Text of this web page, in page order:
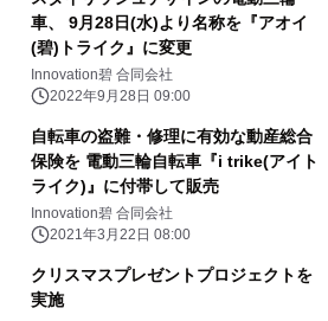
車、 9月28日(水)より名称を『アオイ
(碧)トライク』に変更
Innovation碧 合同会社
2022年9月28日 09:00
自転車の盗難・修理に有効な動産総合
保険を 電動三輪自転車『i trike(アイト
ライク)』に付帯して販売
Innovation碧 合同会社
2021年3月22日 08:00
クリスマスプレゼントプロジェクトを
実施